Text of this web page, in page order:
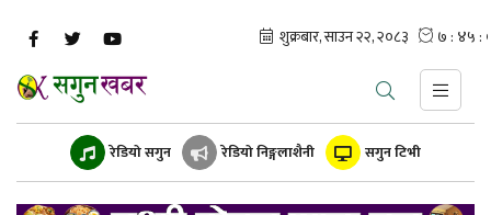
रेडियो सगुन रेडियो निङ्गलाशैनी सगुन टिभी